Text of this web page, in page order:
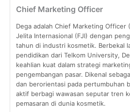
Chief Marketing Officer
Dega adalah Chief Marketing Officer
Jelita Internasional (FJI) dengan
tahun di industri kosmetik. Berbekal
pendidikan dari Telkom University,
keahlian kuat dalam strategi
pengembangan pasar. Dikenal
dan berorientasi pada pertumbuhan
aktif berbagi wawasan seputar tren
pemasaran di dunia kosmetik.